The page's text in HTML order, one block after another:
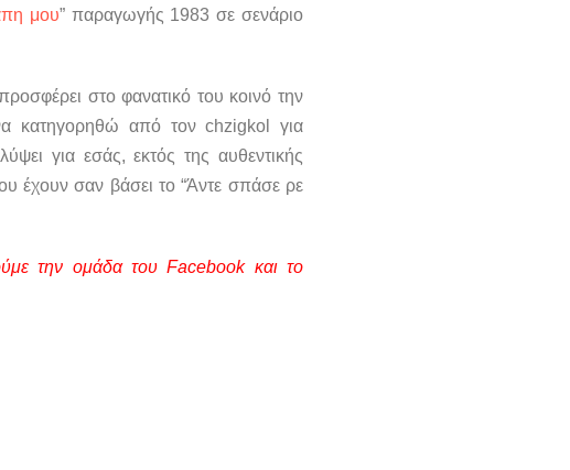
μου” παραγωγής 1983 σε σενάριο
στο φανατικό του κοινό την
κατηγορηθώ από τον chzigkol για
για εσάς, εκτός της αυθεντικής
έχουν σαν βάσει το “Άντε σπάσε ρε
την ομάδα του Facebook και το